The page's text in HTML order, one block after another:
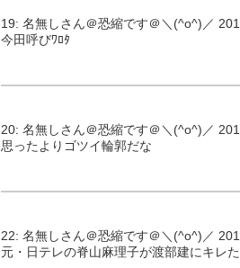
19: 名無しさん＠恐縮です＠＼(^o^)／
今田呼びﾜﾛﾀ
20: 名無しさん＠恐縮です＠＼(^o^)／
思ったよりゴツイ輪郭だな
22: 名無しさん＠恐縮です＠＼(^o^)／
元・日テレの脊山麻理子が渡部建にキレ